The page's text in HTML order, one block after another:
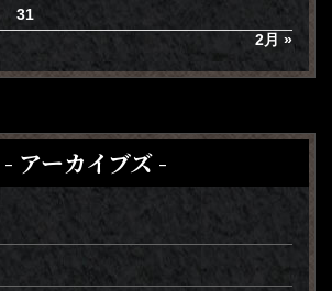
2月 »
31
- アーカイブズ -